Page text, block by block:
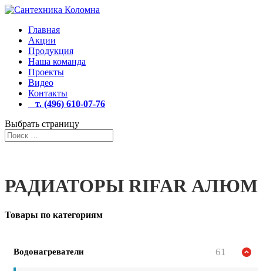
Главная
Акции
Продукция
Наша команда
Проекты
Видео
Контакты
т. (496) 610-07-76
Выбрать страницу
РАДИАТОРЫ RIFAR АЛЮМ
Товары по категориям
Водонагреватели 61